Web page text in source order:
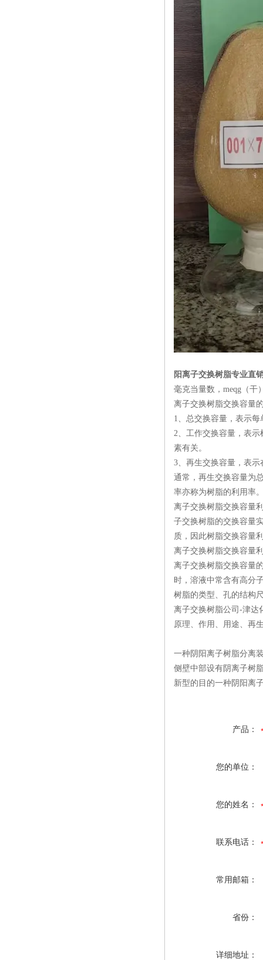
阳离子交换树脂专业直
毫克当量数，meqg（干
离子交换树脂交换容量
1、总交换容量，表示
2、工作交换容量，表
素有关。
3、再生交换容量，表
通常，再生交换容量为
率亦称为树脂的利用率
离子交换树脂交换容量
子交换树脂的交换容量
质，因此树脂交换容量
离子交换树脂交换容量
离子交换树脂交换容量
时，溶液中常含有高分
树脂的类型、孔的结构
离子交换树脂公司-津达
原理、作用、用途、再
一种阴阳离子树脂分离
侧壁中部设有阴离子树
新型的目的一种阴阳离
产品：
您的单位：
您的姓名：
联系电话：
常用邮箱：
省份：
详细地址：